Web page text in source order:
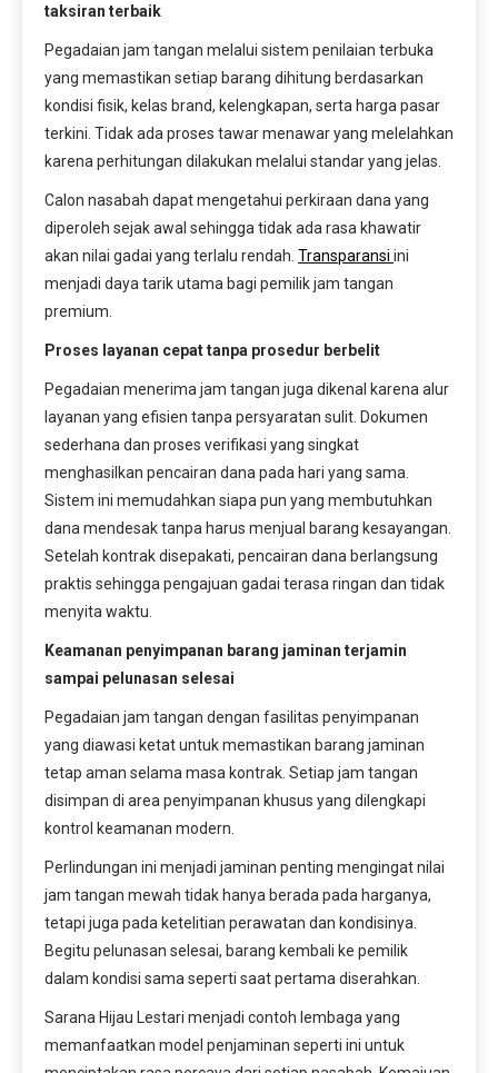
taksiran terbaik
Pegadaian jam tangan melalui sistem penilaian terbuka
yang memastikan setiap barang dihitung berdasarkan
kondisi fisik, kelas brand, kelengkapan, serta harga pasar
terkini. Tidak ada proses tawar menawar yang melelahkan
karena perhitungan dilakukan melalui standar yang jelas.
Calon nasabah dapat mengetahui perkiraan dana yang
diperoleh sejak awal sehingga tidak ada rasa khawatir
akan nilai gadai yang terlalu rendah. Transparansi ini
menjadi daya tarik utama bagi pemilik jam tangan
premium.
Proses layanan cepat tanpa prosedur berbelit
Pegadaian menerima jam tangan juga dikenal karena alur
layanan yang efisien tanpa persyaratan sulit. Dokumen
sederhana dan proses verifikasi yang singkat
menghasilkan pencairan dana pada hari yang sama.
Sistem ini memudahkan siapa pun yang membutuhkan
dana mendesak tanpa harus menjual barang kesayangan.
Setelah kontrak disepakati, pencairan dana berlangsung
praktis sehingga pengajuan gadai terasa ringan dan tidak
menyita waktu.
Keamanan penyimpanan barang jaminan terjamin
sampai pelunasan selesai
Pegadaian jam tangan dengan fasilitas penyimpanan
yang diawasi ketat untuk memastikan barang jaminan
tetap aman selama masa kontrak. Setiap jam tangan
disimpan di area penyimpanan khusus yang dilengkapi
kontrol keamanan modern.
Perlindungan ini menjadi jaminan penting mengingat nilai
jam tangan mewah tidak hanya berada pada harganya,
tetapi juga pada ketelitian perawatan dan kondisinya.
Begitu pelunasan selesai, barang kembali ke pemilik
dalam kondisi sama seperti saat pertama diserahkan.
Sarana Hijau Lestari menjadi contoh lembaga yang
memanfaatkan model penjaminan seperti ini untuk